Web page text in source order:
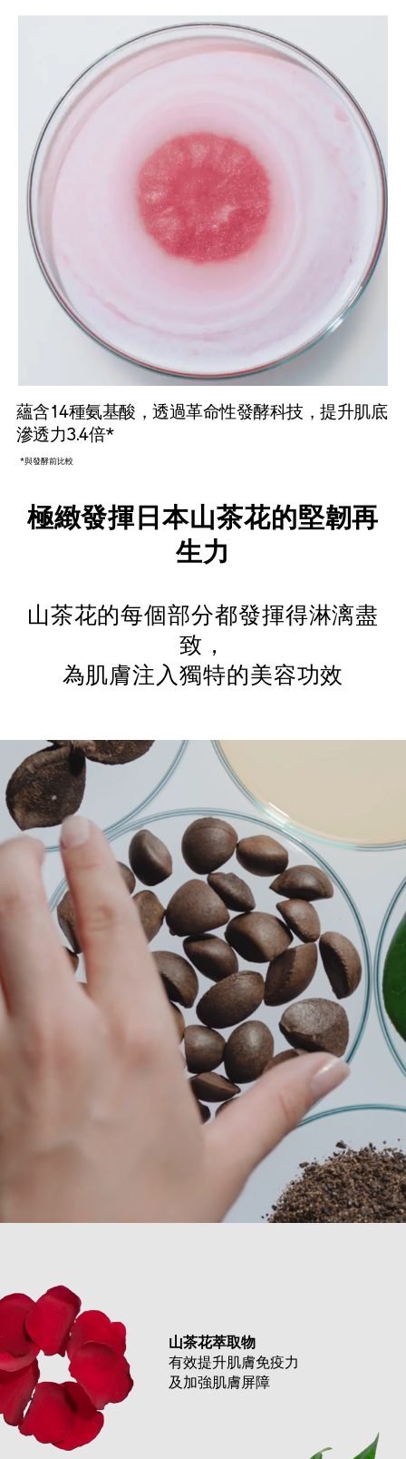
萃取自日本長崎縣五島列島的珍稀山茶花，在極端
環境下依然堅韌綻放
極緻發揮日本山茶花的堅韌再
生力
山茶花的每個部分都發揮得淋漓盡
致，
為肌膚注入獨特的美容功效
山茶花萃取物
有效提升肌膚免疫力
及加強肌膚屏障